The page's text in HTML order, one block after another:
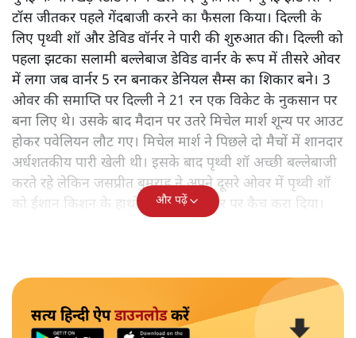
टॉस जीतकर पहले गेंदबाजी करने का फैसला किया। दिल्ली के
लिए पृथ्वी शॉ और डेविड वॉर्नर ने पारी की शुरुआत की। दिल्ली को
पहला झटका सलामी बल्लेबाज डेविड वार्नर के रूप में तीसरे ओवर
में लगा जब वार्नर 5 रन बनाकर डेनियल सैम्स का शिकार बने। 3
ओवर की समाप्ति पर दिल्ली ने 21 रन एक विकेट के नुकसान पर
बना लिए थे। उसके बाद मैदान पर उतरे मिचेल मार्श शून्य पर आउट
होकर पवेलियन लौट गए। मिचेल मार्श ने पिछले दो मैचों में शानदार
अर्धशतकीय पारी खेली थी। इसके बाद पृथ्वी शॉ अच्छी बल्लेबाजी
करते रहे लेकिन जसप्रीत बुमराह ने अपने दूसरे ओवर में पृथ्वी शॉ
को ईशान किशन के हाथों 24 रनों के स्कोर पर कैच करा दिया।
और पढ़ें
सत्य हिन्दी ऐपडाउनलोडकरें